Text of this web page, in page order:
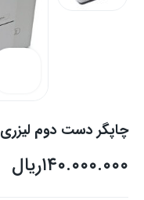
چاپگر دست دوم لیزری HP 4014n
ریال۱۴۰.۰۰۰.۰۰۰